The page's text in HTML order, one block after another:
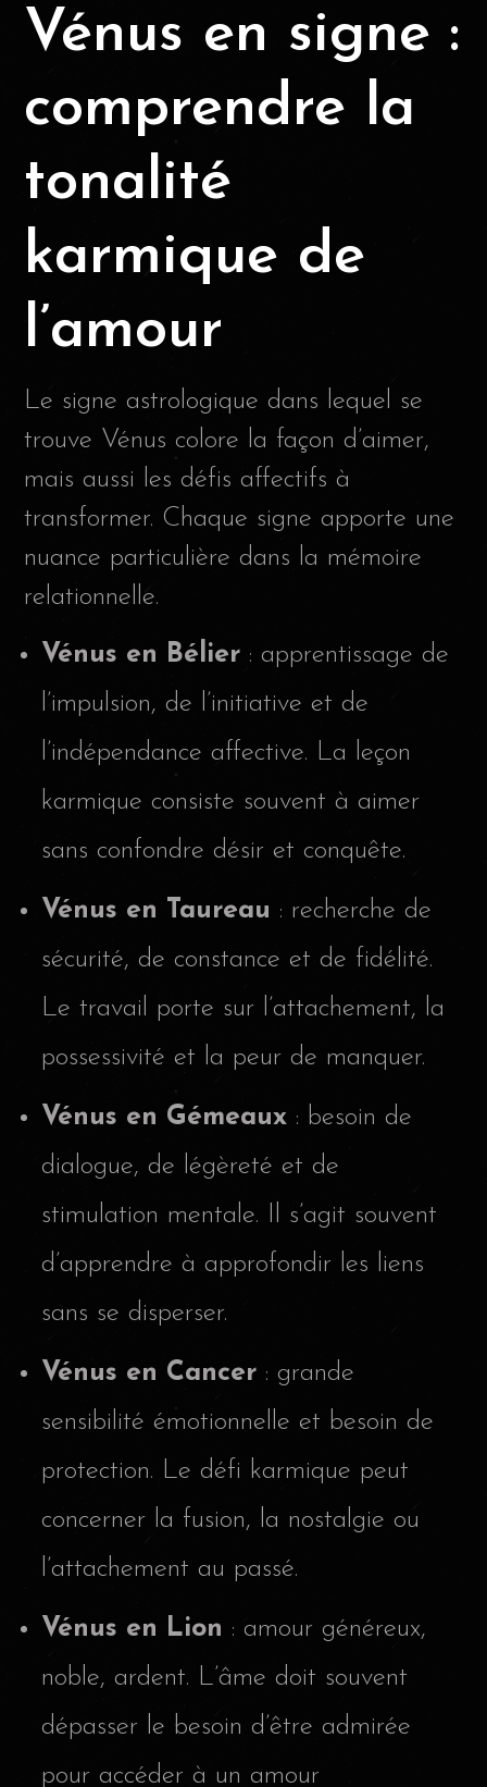
Vénus en signe :
comprendre la
tonalité
karmique de
l’amour
Le signe astrologique dans lequel se
trouve Vénus colore la façon d’aimer,
mais aussi les défis affectifs à
transformer. Chaque signe apporte une
nuance particulière dans la mémoire
relationnelle.
Vénus en Bélier : apprentissage de
l’impulsion, de l’initiative et de
l’indépendance affective. La leçon
karmique consiste souvent à aimer
sans confondre désir et conquête.
Vénus en Taureau : recherche de
sécurité, de constance et de fidélité.
Le travail porte sur l’attachement, la
possessivité et la peur de manquer.
Vénus en Gémeaux : besoin de
dialogue, de légèreté et de
stimulation mentale. Il s’agit souvent
d’apprendre à approfondir les liens
sans se disperser.
Vénus en Cancer : grande
sensibilité émotionnelle et besoin de
protection. Le défi karmique peut
concerner la fusion, la nostalgie ou
l’attachement au passé.
Vénus en Lion : amour généreux,
noble, ardent. L’âme doit souvent
dépasser le besoin d’être admirée
pour accéder à un amour